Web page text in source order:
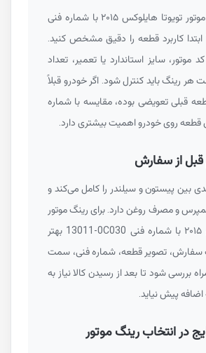
هایلوکس ۲۰۱۵ با شماره فنی
کاربرد قطعه را دقیق مشخص کنید.
سایز استاندارد یا تعمیر، تعداد
باید کنترل شود. اگر خودرو قبلاً
قبلی تعویضی بوده، مقایسه با شماره
روی خودرو اهمیت بیشتری دارد.
از سفارش
بین پیستون و سیلندر را کامل می‌کند و
و مصرف روغن دارد. برای رینگ موتور
13011-0C030بهتر
تصویر قطعه، شماره فنی، سمت
شود تا بعد از رسیدن کالا نیاز به
پیش نیاید.
در انتخاب رینگ موتور